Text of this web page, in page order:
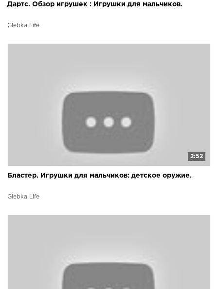
Дартс. Обзор игрушек : Игрушки для мальчиков.
Glebka Life
2:52
Бластер. Игрушки для мальчиков: детское оружие.
Glebka Life